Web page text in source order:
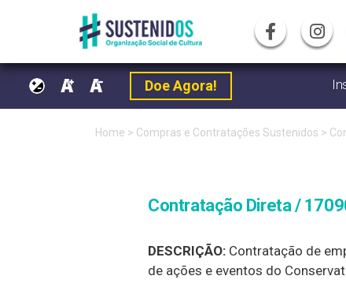
Doe Agora!
Home > Compras e Contratações Sustenidos >
Contratação Direta /
DESCRIÇÃO: Contratação de
de ações e eventos do